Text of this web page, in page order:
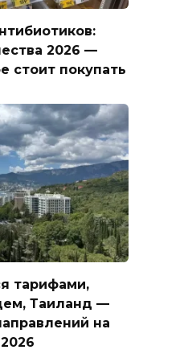
2026 —
стоит покупать
тарифами,
Таиланд —
на